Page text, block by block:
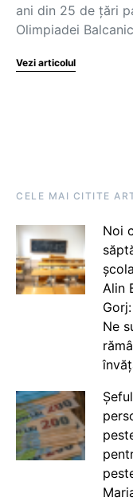
ani din 25 de țări
Olimpiadei
Vezi articolul
CELE MAI CITITE
Noi
Alin
Ne